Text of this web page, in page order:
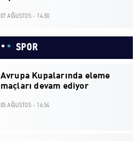
07 AĞUSTOS - 14:50
SPOR
Avrupa Kupalarında eleme
maçları devam ediyor
05 AĞUSTOS - 16:54